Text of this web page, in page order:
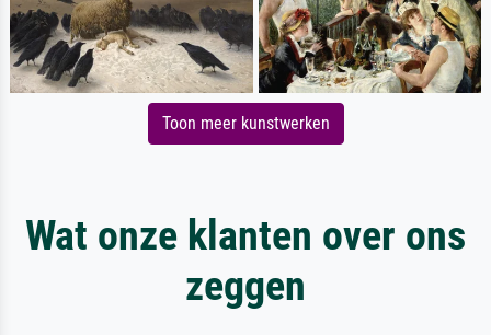
Toon meer kunstwerken
Wat onze klanten over ons
zeggen